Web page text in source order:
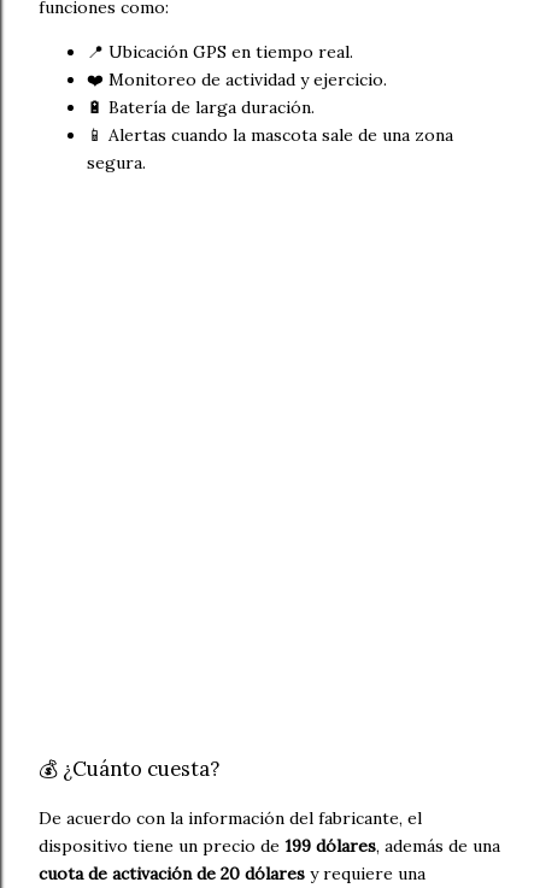
funciones como:
📍 Ubicación GPS en tiempo real.
❤️ Monitoreo de actividad y ejercicio.
🔋 Batería de larga duración.
📱 Alertas cuando la mascota sale de una zona
segura.
💰 ¿Cuánto cuesta?
De acuerdo con la información del fabricante, el
dispositivo tiene un precio de 199 dólares, además de una
cuota de activación de 20 dólares y requiere una